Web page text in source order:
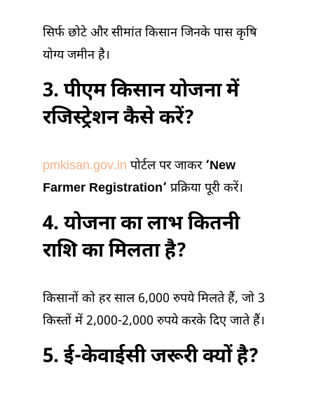
सिर्फ छोटे और सीमांत किसान जिनके पास कृषि
योग्य जमीन है।
3. पीएम किसान योजना में
रजिस्ट्रेशन कैसे करें?
pmkisan.gov.in पोर्टल पर जाकर ‘New
Farmer Registration’ प्रक्रिया पूरी करें।
4. योजना का लाभ कितनी
राशि का मिलता है?
किसानों को हर साल 6,000 रुपये मिलते हैं, जो 3
किस्तों में 2,000-2,000 रुपये करके दिए जाते हैं।
5. ई-केवाईसी जरूरी क्यों है?